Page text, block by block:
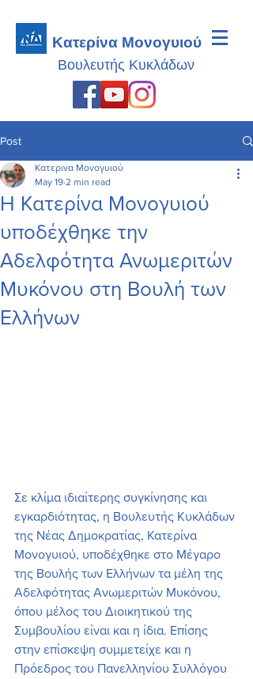
Κατερίνα Μονογυιού
Βουλευτής Κυκλάδων
Post
Η Κατερίνα Μονογυιού
υποδέχθηκε την
Αδελφότητα Ανωμεριτών
Μυκόνου στη Βουλή των
Ελλήνων
Κατερινα Μονογυιού
May 19 2 min read
Σε κλίμα ιδιαίτερης συγκίνησης και
εγκαρδιότητας, η Βουλευτής Κυκλάδων
της Νέας Δημοκρατίας, Κατερίνα
Μονογυιού, υποδέχθηκε στο Μέγαρο
της Βουλής των Ελλήνων τα μέλη της
Αδελφότητας Ανωμεριτών Μυκόνου,
όπου μέλος του Διοικητικού της
Συμβουλίου είναι και η ίδια. Επίσης
στην επίσκεψη συμμετείχε και η
Πρόεδρος του Πανελληνίου Συλλόγου